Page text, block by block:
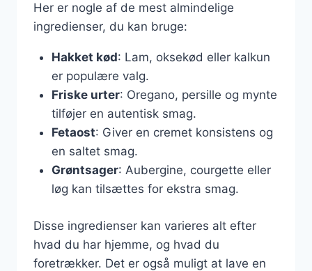
Her er nogle af de mest almindelige
ingredienser, du kan bruge:
Hakket kød: Lam, oksekød eller kalkun
er populære valg.
Friske urter: Oregano, persille og mynte
tilføjer en autentisk smag.
Fetaost: Giver en cremet konsistens og
en saltet smag.
Grøntsager: Aubergine, courgette eller
løg kan tilsættes for ekstra smag.
Disse ingredienser kan varieres alt efter
hvad du har hjemme, og hvad du
foretrækker. Det er også muligt at lave en